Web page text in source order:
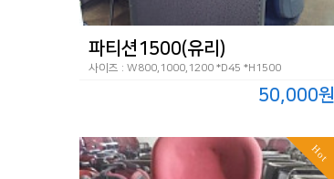
파티션1500(유리)
사이즈 : W800,1000,1200 *D45 *H1500
50,000원
Hot